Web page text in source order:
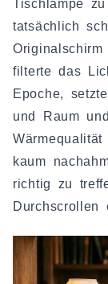
Tischlampe
tatsächlich
filterte das
Epoche,
und Raum
kaum
richtig zu
Durchscrollen